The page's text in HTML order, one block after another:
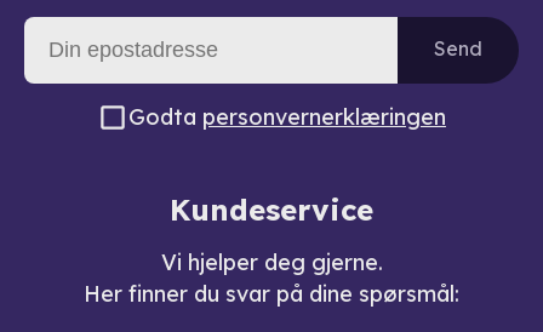
Send
Godta personvernerklæringen
Kundeservice
Vi hjelper deg gjerne.
Her finner du svar på dine spørsmål: